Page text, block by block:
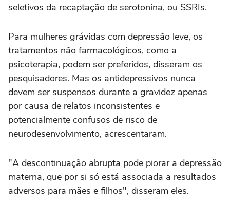
seletivos da recaptação de serotonina, ou SSRIs.
Para mulheres grávidas com depressão leve, os
tratamentos não farmacológicos, como a
psicoterapia, podem ser preferidos, disseram os
pesquisadores. Mas os antidepressivos nunca
devem ser suspensos durante a gravidez apenas
por causa de relatos inconsistentes e
potencialmente confusos de risco de
neurodesenvolvimento, acrescentaram.
"A descontinuação abrupta pode piorar a depressão
materna, que por si só está associada a resultados
adversos para mães e filhos", disseram eles.